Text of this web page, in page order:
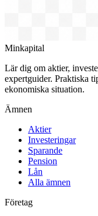
Minkapital
Lär dig om aktier,
expertguider. Praktiska
ekonomiska situation.
Ämnen
Aktier
Investeringar
Sparande
Pension
Lån
Alla ämnen
Företag